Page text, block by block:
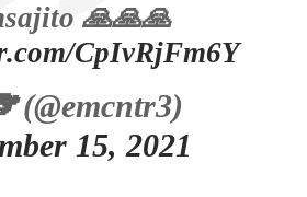
🙏🙏🙏
CpIvRjFm6Y
(@emcntr3)
15, 2021